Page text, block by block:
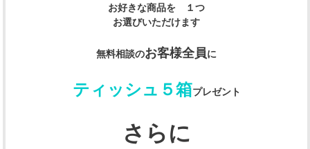
お好きな商品を １つ
お選びいただけます
無料相談のお客様全員に
ティッシュ５箱プレゼント
さらに